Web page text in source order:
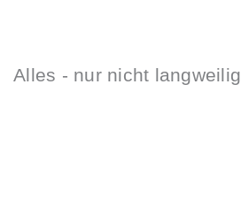
Alles - nur nicht langweilig